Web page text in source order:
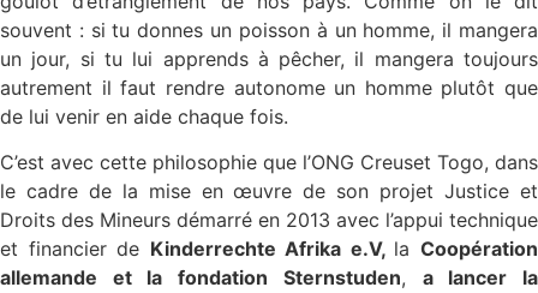
souvent : si tu donnes un poisson à un homme, il mangera
un jour, si tu lui apprends à pêcher, il mangera toujours
autrement il faut rendre autonome un homme plutôt que
de lui venir en aide chaque fois.
C’est avec cette philosophie que l’ONG Creuset Togo, dans
le cadre de la mise en œuvre de son projet Justice et
Droits des Mineurs démarré en 2013 avec l’appui technique
et financier de Kinderrechte Afrika e.V, laCoopération
allemande et lafondation Sternstuden, a lancer la